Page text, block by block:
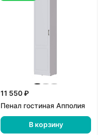
11 550 ₽
Пенал гостиная Апполия
В корзину